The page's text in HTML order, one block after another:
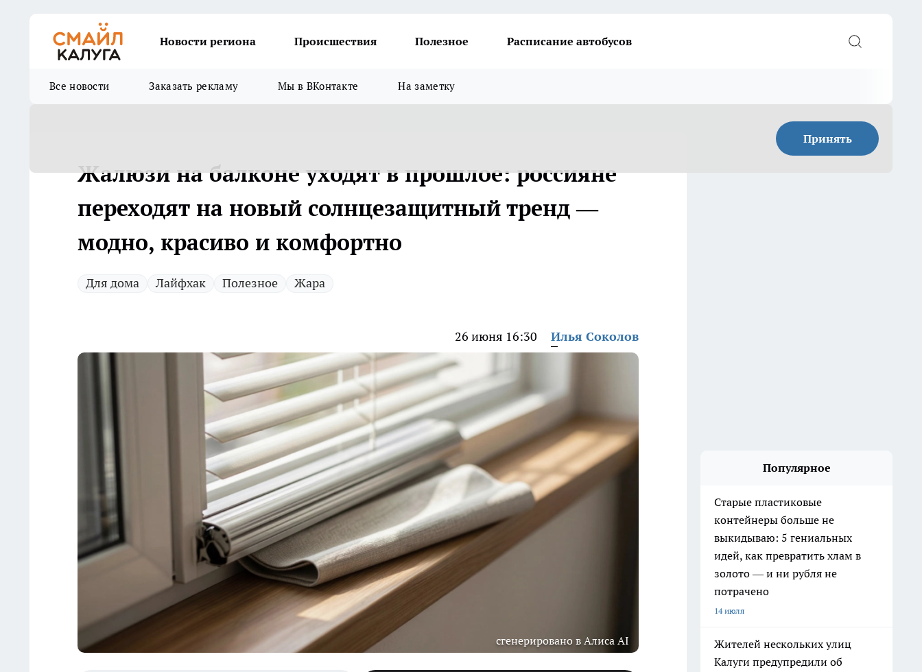
Новости региона Происшествия Полезное Расписание автобусов
Все новости Заказать рекламу Мы в ВКонтакте На заметку
Принять
Жалюзи на балконе уходят в прошлое: россияне
переходят на новый солнцезащитный тренд —
модно, красиво и комфортно
Для дома Лайфхак Полезное Жара
26 июня 16:30 Илья Соколов
сгенерировано в Алиса AI
Популярное
Старые пластиковые
контейнеры больше не
выкидываю: 5 гениальных
идей, как превратить хлам в
золото — и ни рубля не
потрачено
14 июля
Жителей нескольких улиц
Калуги предупредили об